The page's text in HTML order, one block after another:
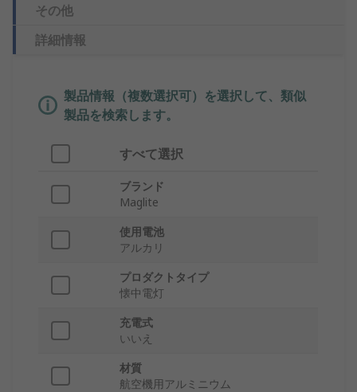
その他
詳細情報
製品情報（複数選択可）を選択して、類似
製品を検索します。
すべて選択
ブランド
Maglite
使用電池
アルカリ
プロダクトタイプ
懐中電灯
充電式
いいえ
材質
航空機用アルミニウム